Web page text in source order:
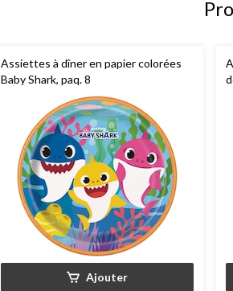
Assiettes à dîner en papier colorées
Baby Shark, paq. 8
Ajouter